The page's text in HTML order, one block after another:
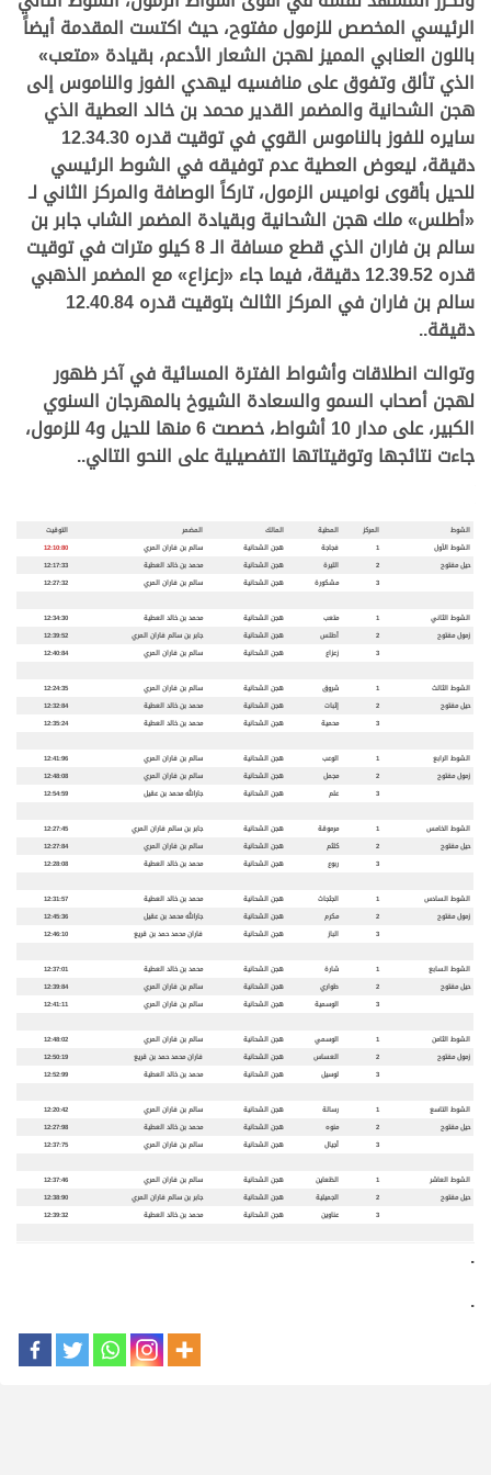
الرئيسي المخصص للزمول مفتوح، حيث اكتست المقدمة أيضاً
باللون العنابي المميز لهجن الشعار الأدعم، بقيادة «متعب»
الذي تألق وتفوق على منافسيه ليهدي الفوز والناموس إلى
هجن الشحانية والمضمر القدير محمد بن خالد العطية الذي
سايره للفوز بالناموس القوي في توقيت قدره 12.34.30
دقيقة، ليعوض العطية عدم توفيقه في الشوط الرئيسي
للحيل بأقوى نواميس الزمول، تاركاً الوصافة والمركز الثاني لـ
«أطلس» ملك هجن الشحانية وبقيادة المضمر الشاب جابر بن
سالم بن فاران الذي قطع مسافة الـ 8 كيلو مترات في توقيت
قدره 12.39.52 دقيقة، فيما جاء «زعزاع» مع المضمر الذهبي
سالم بن فاران في المركز الثالث بتوقيت قدره 12.40.84
دقيقة..
وتوالت انطلاقات وأشواط الفترة المسائية في آخر ظهور
لهجن أصحاب السمو والسعادة الشيوخ بالمهرجان السنوي
الكبير، على مدار 10 أشواط، خصصت 6 منها للحيل و4 للزمول،
جاءت نتائجها وتوقيتاتها التفصيلية على النحو التالي..
الشوط المركز المطية المالك المضمر
التوقيت
الشوط الأول
1 فجاجة هجن الشحانية سالم بن فاران المري
12:10:80
حيل مفتوح
2 الليرة هجن الشحانية محمد بن خالد العطية
12:17:33
3
مشكورة هجن الشحانية سالم بن فاران المري 12:27:32
الشوط الثاني 1 متعب هجن الشحانية محمد بن خالد العطية
12:34:30
زمول مفتوح
2 أطلس هجن الشحانية جابر بن سالم فاران المري
12:39:52
3
زعزاع هجن الشحانية سالم بن فاران المري 12:40:84
الشوط الثالث 1 شروق هجن الشحانية سالم بن فاران المري
12:24:35
حيل مفتوح
2 إثبات هجن الشحانية محمد بن خالد العطية
12:32:84
3
محمية هجن الشحانية محمد بن خالد العطية 12:35:24
الشوط الرابع 1 الوعب هجن الشحانية سالم بن فاران المري
12:41:96
زمول مفتوح
2 مجمل هجن الشحانية سالم بن فاران المري
12:48:08
3
علم هجن الشحانية جارالله محمد بن عقيل 12:54:59
الشوط الخامس 1 مرموقة هجن الشحانية جابر بن سالم فاران المري
12:27:45
حيل مفتوح
2 كلثم هجن الشحانية سالم بن فاران المري
12:27:84
3
ربوع هجن الشحانية محمد بن خالد العطية 12:28:08
الشوط السادس 1 الجثجاث هجن الشحانية محمد بن خالد العطية
12:31:57
زمول مفتوح
2 مكرم هجن الشحانية جارالله محمد بن عقيل
12:45:36
3
الباز هجن الشحانية فاران محمد حمد بن قريع 12:46:10
الشوط السابع 1 شارة هجن الشحانية محمد بن خالد العطية
12:37:01
حيل مفتوح
2 طواري هجن الشحانية سالم بن فاران المري
12:39:84
3
الوسمية هجن الشحانية سالم بن فاران المري 12:41:11
الشوط الثامن 1 الوسمي هجن الشحانية سالم بن فاران المري
12:48:02
زمول مفتوح
2 العساس هجن الشحانية فاران محمد حمد بن قريع
12:50:19
3
لوسيل هجن الشحانية محمد بن خالد العطية 12:52:99
الشوط التاسع 1 رسالة هجن الشحانية سالم بن فاران المري
12:20:42
حيل مفتوح
2 منوه هجن الشحانية محمد بن خالد العطية
12:27:98
3
أجيال هجن الشحانية سالم بن فاران المري 12:37:75
الشوط العاشر 1 الظعاين هجن الشحانية سالم بن فاران المري
12:37:46
حيل مفتوح
2 الجميلية هجن الشحانية جابر بن سالم فاران المري
12:38:90
3
عناوين هجن الشحانية محمد بن خالد العطية 12:39:32
.
.